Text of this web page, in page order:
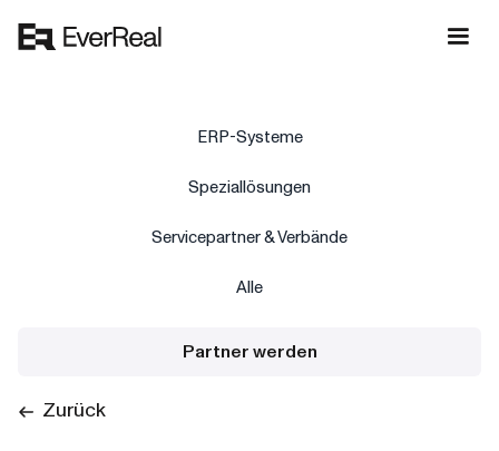
ERP-Systeme
Speziallösungen
Servicepartner & Verbände
Alle
Partner werden
Zurück